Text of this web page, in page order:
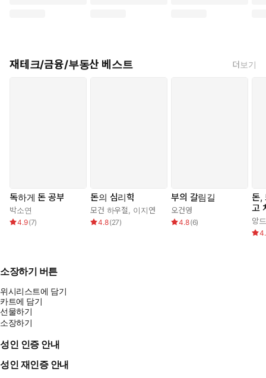
그동안 숱한 베스트셀러를 내왔던 저자(조던 김장섭)는, 오로지 투
자 하나만을 위한 책을 써왔던 과거의 경로에서 벗어나, 이번에는 돈
게 통찰했다. 또한 ‘왜 나는 항상 돈 문제에서 벗어나지 못하지?’ 하
는 고민을 평생 등에 지고 사는 독자들을 위해, 무리하지 않으면서
도 그 걱정에서 벗어날 수 있는 간단하면서도 강력한 솔루션들을 제
시한다. 구체적인 방법들은 이전 책들에서 충분히 제시했으므로, 이
번 책에서는 거시적인 안목으로 인생 전체를 관통하는 돈과 인생의
재테크/금융/부동산 베스트 더보기
독하게 돈 공부
박소연
4.9(7)
돈의 심리학
모건 하우절 이지연
4.8(27)
부의 갈림길
오건영
4.8(6)
돈,
고
앙
소장하기 버튼
위시리스트에 담기
카트에 담기
선물하기
소장하기
성인 인증 안내
성인 재인증 안내